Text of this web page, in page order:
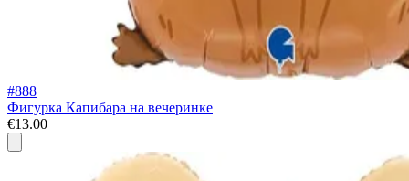
#888
Фигурка Капибара на вечеринке
€13.00